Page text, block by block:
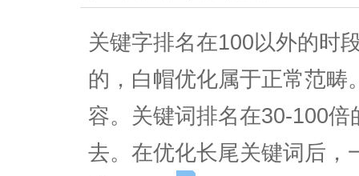
关键字排名在100以外的时
的，白帽优化属于正常范畴
容。关键词排名在30-100
去。在优化长尾关键词后，